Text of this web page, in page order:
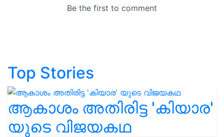
Top Stories
ആകാശം അതിരിട്ട 'കിയാര'
യുടെ വിജയകഥ